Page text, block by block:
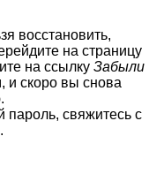
восстановить,
на страницу
на ссылку Забыли
и скоро вы снова
пароль, свяжитесь с